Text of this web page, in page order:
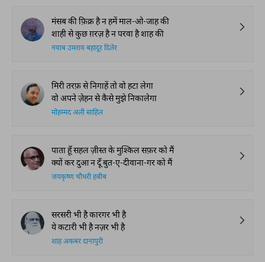
मंसब की फ़िक्र है न हमें माल-ओ-जाह की
शाही से कुछ ग़रज़ है न परवा है शाह की
नवाब उमराव बहादूर दिलेर
मिरी तरफ़ से निगाहें तो वो हटा लेगा
वो अपने ज़ेहन से कैसे मुझे निकालेगा
मोहम्मद अली साहिल
पाता हूँ सहल ज़ीस्त के मुश्किल सफ़र को मैं
क्यों कर दुआ न दूँ बुत-ए-दीवाना-गर को मैं
जयकृष्ण चौधरी हबीब
सरसरी भी है कारगर भी है
ये कटारी भी है नज़र भी है
शाह अकबर दानापुरी